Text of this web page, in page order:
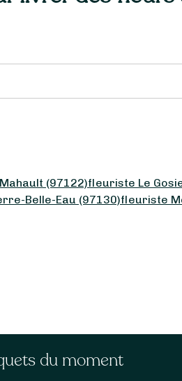
(97122)fleuriste Le
Belle-Eau (97130)fleuriste
du moment